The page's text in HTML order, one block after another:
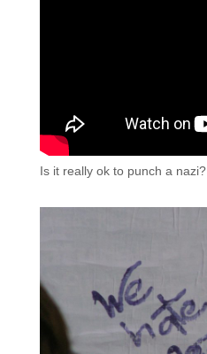
Is it really ok to punch a nazi?